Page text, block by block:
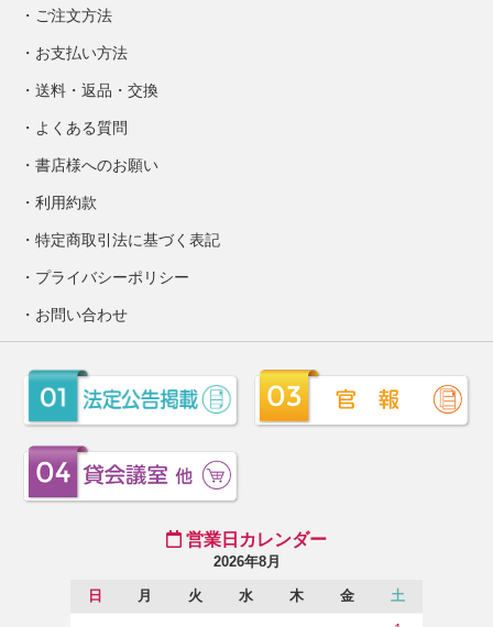
ご注文方法
お支払い方法
送料・返品・交換
よくある質問
書店様へのお願い
利用約款
特定商取引法に基づく表記
プライバシーポリシー
お問い合わせ
営業日カレンダー
2026年8月
日 月 火 水 木 金 土